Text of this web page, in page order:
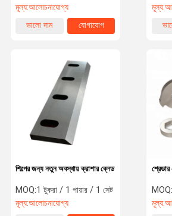
মূল্য:আলোচনাযোগ্য
ভালো দাম
যোগাযোগ
মূল্য:
শিল্পের জন্য নতুন অবস্থায় ক্রাশার ব্লেড
MOQ:1 টুকরা / 1 পায়ার / 1 সেট
মূল্য:আলোচনাযোগ্য
শ্রেডার
MOQ:
মূল্য: